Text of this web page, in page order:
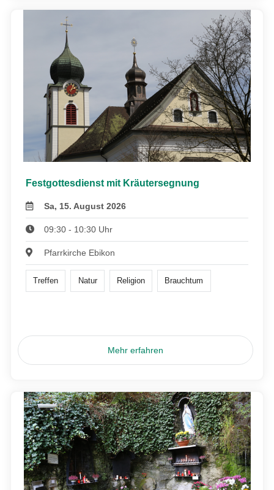
Festgottesdienst mit Kräutersegnung
Sa, 15. August 2026
09:30 - 10:30 Uhr
Pfarrkirche Ebikon
Treffen Natur Religion Brauchtum
Mehr erfahren